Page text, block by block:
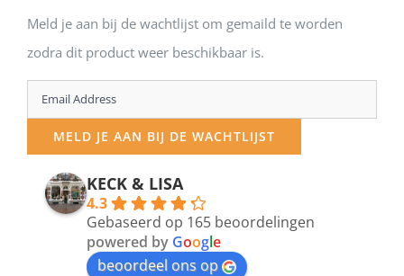
Meld je aan bij de wachtlijst om gemaild te worden
zodra dit product weer beschikbaar is.
Enter
your
email
address
MELD JE AAN BIJ DE WACHTLIJST
KECK & LISA
4.3
Gebaseerd op 165 beoordelingen
powered by Google
beoordeel ons op